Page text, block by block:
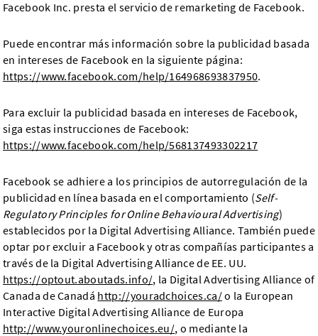
Facebook Inc. presta el servicio de remarketing de Facebook.
Puede encontrar más información sobre la publicidad basada
en intereses de Facebook en la siguiente página:
https://www.facebook.com/help/164968693837950.
Para excluir la publicidad basada en intereses de Facebook,
siga estas instrucciones de Facebook:
https://www.facebook.com/help/568137493302217
Facebook se adhiere a los principios de autorregulación de la
publicidad en línea basada en el comportamiento (Self-
Regulatory Principles for Online Behavioural Advertising)
establecidos por la Digital Advertising Alliance. También puede
optar por excluir a Facebook y otras compañías participantes a
través de la Digital Advertising Alliance de EE. UU.
https://optout.aboutads.info/, la Digital Advertising Alliance of
Canada de Canadá http://youradchoices.ca/o la European
Interactive Digital Advertising Alliance de Europa
http://www.youronlinechoices.eu/, o mediante la